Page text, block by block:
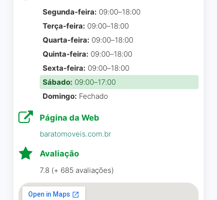
Estacionamento descoberto gratuito
sem saber orientar
corretamente sobre
reclamações ou soluções.
não dominava o sistema e
ainda utilizava um celular
corporativo que não
funcionava corretamente, o
estruturais graves e falta de
treinamento. É inadmissível
porte trate o cliente dessa
forma. Falta organização,
preparo e, principalmente,
respeito com o tempo e a
Segunda-feira: 09:00–18:00
Terça-feira: 09:00–18:00
Quarta-feira: 09:00–18:00
Quinta-feira: 09:00–18:00
Sexta-feira: 09:00–18:00
Sábado: 09:00–17:00
Domingo: Fechado
Página da Web
baratomoveis.com.br
Avaliação
7.8 (+ 685 avaliações)